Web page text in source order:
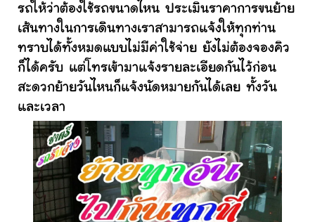
รถให้ว่าต้องใช้รถขนาดไหน ประเมินราคาการขนย้าย
เส้นทางในการเดินทางเราสามารถแจ้งให้ทุกท่าน
ทราบได้ทั้งหมดแบบไม่มีค่าใช้จ่าย ยังไม่ต้องจองคิว
ก็ได้ครับ แต่โทรเข้ามาแจ้งรายละเอียดกันไว้ก่อน
สะดวกย้ายวันไหนก็แจ้งนัดหมายกันได้เลย ทั้งวัน
และเวลา